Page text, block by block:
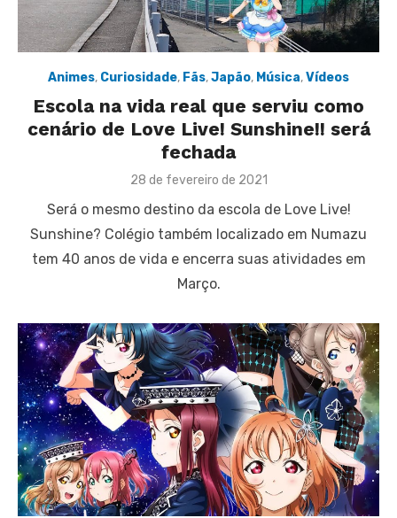
Animes, Curiosidade, Fãs,Japão, Música,Vídeos
Escola na vida real que serviu como
cenário de Love Live! Sunshine!! será
fechada
Posted
28 de fevereiro de 2021
Será o mesmo destino da escola de Love Live!
Sunshine? Colégio também localizado em Numazu
tem 40 anos de vida e encerra suas atividades em
Março.